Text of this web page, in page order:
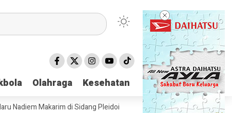
Olahraga Kesehatan
Olahraga Kesehatan
Makarim di Sidang Pleidoi Kasus Chromebook, Pilih Pakai Jaket